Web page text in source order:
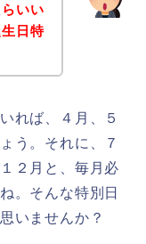
いい
日特
れば、４月、５
う。それに、７
２月と、毎月必
。そんな特別日
いませんか？